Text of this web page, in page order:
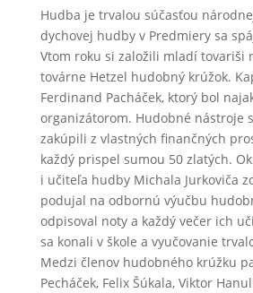
Hudba je trvalou súčasťou
dychovej hudby v Predmiery sa
Vtom roku si založili mladí tovariši
továrne Hetzel hudobný krúžok.
Ferdinand Pacháček, ktorý bol
organizátorom. Hudobné nástroje
zakúpili z vlastných finančných
každý prispel sumou 50 zlatých.
i učiteľa hudby Michala Jurkoviča
podujal na odbornú výučbu
odpisoval noty a každý večer ich
sa konali v škole a vyučovanie
Medzi členov hudobného krúžku
Pecháček, Felix Šúkala, Viktor